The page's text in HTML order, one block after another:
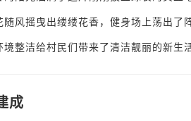
风摇曳出缕缕花香，健身场上荡出了
整洁给村民们带来了清洁靓丽的新生活
成